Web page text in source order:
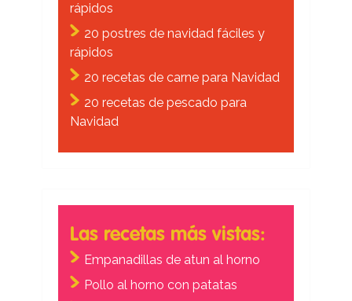
rápidos
20 postres de navidad fáciles y
rápidos
20 recetas de carne para Navidad
20 recetas de pescado para
Navidad
Las recetas más vistas:
Empanadillas de atun al horno
Pollo al horno con patatas